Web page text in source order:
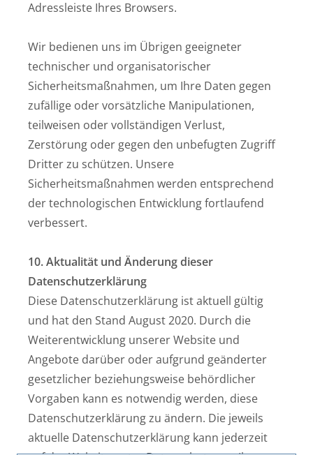
Adressleiste Ihres Browsers.
Wir bedienen uns im Übrigen geeigneter
technischer und organisatorischer
Sicherheitsmaßnahmen, um Ihre Daten gegen
zufällige oder vorsätzliche Manipulationen,
teilweisen oder vollständigen Verlust,
Zerstörung oder gegen den unbefugten Zugriff
Dritter zu schützen. Unsere
Sicherheitsmaßnahmen werden entsprechend
der technologischen Entwicklung fortlaufend
verbessert.
10. Aktualität und Änderung dieser
Datenschutzerklärung
Diese Datenschutzerklärung ist aktuell gültig
und hat den Stand August 2020. Durch die
Weiterentwicklung unserer Website und
Angebote darüber oder aufgrund geänderter
gesetzlicher beziehungsweise behördlicher
Vorgaben kann es notwendig werden, diese
Datenschutzerklärung zu ändern. Die jeweils
aktuelle Datenschutzerklärung kann jederzeit